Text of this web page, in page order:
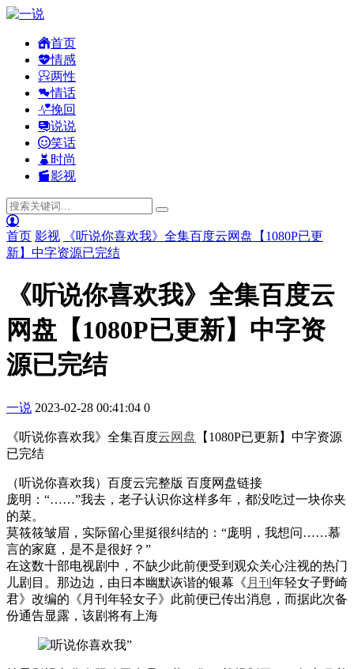
首页
情感
两性
情话
挽回
说说
笑话
时尚
影视
首页 影视
《听说你喜欢我》全集百度云网盘【1080P已更
新】中字资源已完结
《听说你喜欢我》全集百度云
网盘【1080P已更新】中字资
源已完结
一说 2023-02-28 00:41:04 0
《听说你喜欢我》全集百度云网盘 【1080P已更新】中字资源
已完结
（听说你喜欢我）百度云完整版 百度网盘链接
庞明：“……”我去，老子认识你这样多年，都没吃过一块你夹
的菜。
莫筱筱皱眉，实际留心里挺很纠结的：“庞明，我想问……慕
言的家庭，是不是很好？”
在这数十部电视剧中，不缺少此前便受到观众关心注视的热门
儿剧目。那边边，由日本幽默诙谐的银幕《 月刊 年轻女子野崎
君》改编的《月刊年轻女子》此前便已传出消息，而据此次备
份通告显露，该剧将有上海